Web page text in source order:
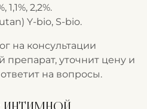
2,2%.
Y-bio, S-bio.
на консультации
уточнит цену и
на вопросы.